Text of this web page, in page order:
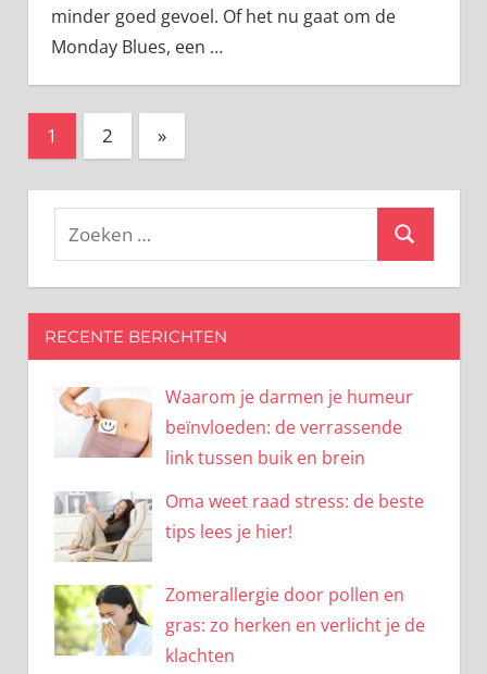
minder goed gevoel. Of het nu gaat om de
Monday Blues, een …
Berichten
1 2
Volgende
berichten
»
Zoeken
Zoeken
RECENTE BERICHTEN
Waarom je darmen je humeur
beïnvloeden: de verrassende
link tussen buik en brein
Oma weet raad stress: de beste
tips lees je hier!
Zomerallergie door pollen en
gras: zo herken en verlicht je de
klachten